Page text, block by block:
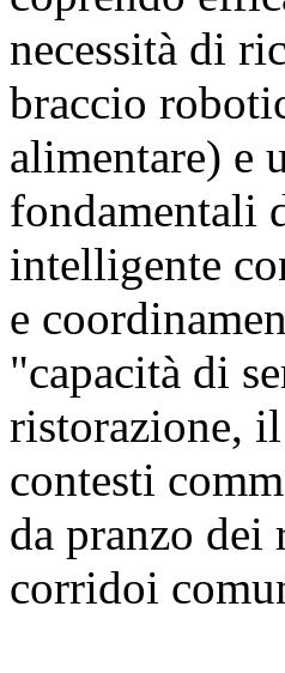
necessità di
braccio
alimentare) e
fondamentali
intelligente
e
"capacità di
ristorazione,
contesti
da pranzo
corridoi